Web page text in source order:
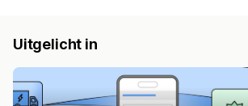
Uitgelicht in